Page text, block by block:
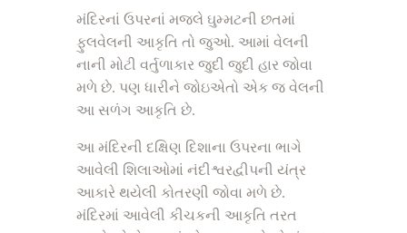
મંદિરનાં ઉપરનાં મજલે ઘુમ્મટની છતમાં
ફુલવેલની આકૃતિ તો જુઓ. આમાં વેલની
નાની મોટી વર્તુળાકાર જુદી જુદી હાર જોવા
મળે છે. પણ ધારીને જોઇએતો એક જ વેલની
આ સળંગ આકૃતિ છે.
આ મંદિરની દક્ષિણ દિશાના ઉપરના ભાગે
આવેલી શિલાઓમાં નંદીશ્વરદ્વીપની યંત્ર
આકારે થયેલી કોતરણી જોવા મળે છે.
મંદિરમાં આવેલી કીચકની આકૃતિ તરત